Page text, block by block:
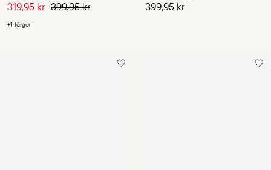
319,95 kr 399,95 kr
+1 färger
399,95 kr